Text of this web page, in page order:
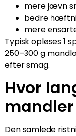
mere jævn
bedre
mere
Typisk opløses 1
250–300 g
efter smag.
Hvor
Den samlede